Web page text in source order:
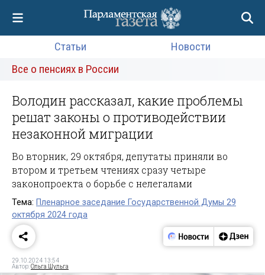
Статьи
Новости
Все о пенсиях в России
Володин рассказал, какие проблемы
решат законы о противодействии
незаконной миграции
Во вторник, 29 октября, депутаты приняли во
втором и третьем чтениях сразу четыре
законопроекта о борьбе с нелегалами
Тема: Пленарное заседание Государственной Думы 29
октября 2024 года
29.10.2024 13:54
Автор:Ольга Шульга